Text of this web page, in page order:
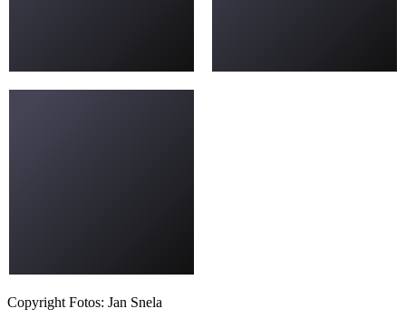
Copyright Fotos: Jan Snela